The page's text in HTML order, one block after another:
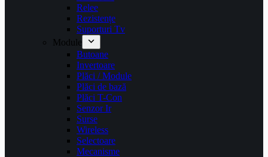
Relee
Rezistențe
Suporturi Tv
Module
Butoane
Invertoare
Plăci / Module
Plăci de bază
Plăci T-Con
Senzor Ir
Surse
Wireless
Selectoare
Mecanisme